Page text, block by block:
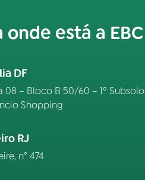
onde está a EBC
DF
08 – Bloco B 50/60 – 1º Subsolo
Shopping
RJ
n° 474